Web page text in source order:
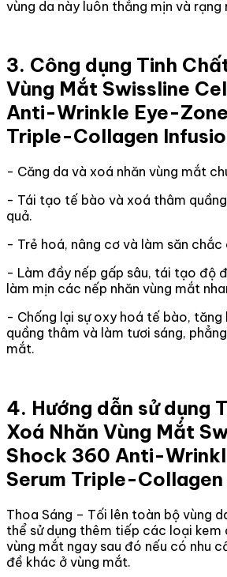
vùng da này luôn thẳng mịn và rạng
3. Công dụng Tinh
Vùng Mắt Swissline
Anti-Wrinkle Eye-
Triple-Collagen
- Căng da và xoá nhăn vùng mắt
- Tái tạo tế bào và xoá thâm
quả.
- Trẻ hoá, nâng cơ và làm săn chắc
- Làm đầy nếp gấp sâu, tái tạo độ
làm mịn các nếp nhăn vùng mắt
- Chống lại sự oxy hoá tế bào, tăng
quầng thâm và làm tươi sáng,
mắt.
4. Hướng dẫn sử dụng
Xoá Nhăn Vùng Mắt
Shock 360 Anti-
Serum Triple-Collagen
Thoa Sáng – Tối lên toàn bộ vùng
thể sử dụng thêm tiếp các loại kem
vùng mắt ngay sau đó nếu có nhu
đề khác ở vùng mắt.